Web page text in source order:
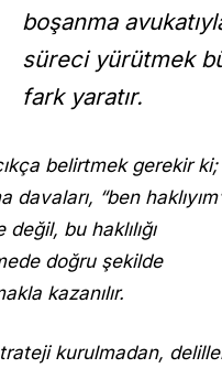
boşanma
süreci yürütmek
fark yaratır.
belirtmek gerekir ki;
davaları, “ben
değil, bu haklılığı
doğru şekilde
kazanılır.
kurulmadan,